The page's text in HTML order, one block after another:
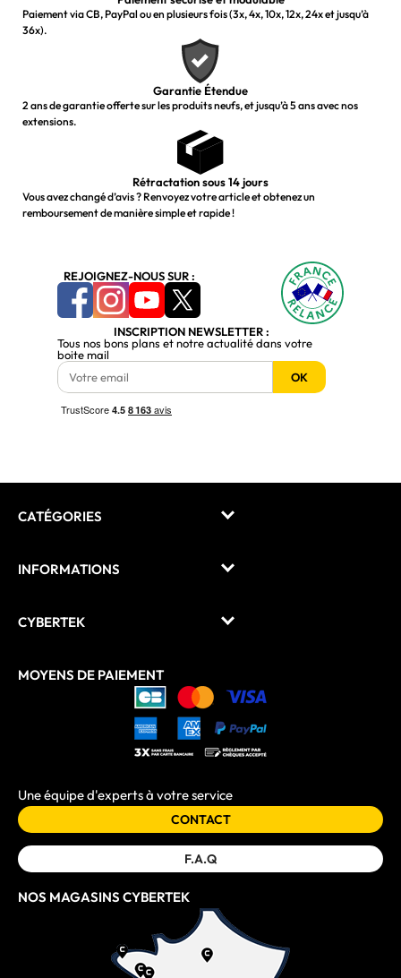
Paiement via CB, PayPal ou en plusieurs fois (3x, 4x, 10x, 12x, 24x et jusqu’à
36x).
Garantie Étendue
2 ans de garantie offerte sur les produits neufs, et jusqu’à 5 ans avec nos
extensions.
Rétractation sous 14 jours
Vous avez changé d’avis ? Renvoyez votre article et obtenez un
remboursement de manière simple et rapide !
REJOIGNEZ-NOUS SUR :
INSCRIPTION NEWSLETTER :
Tous nos bons plans et notre actualité dans votre
boite mail
OK
CATÉGORIES
INFORMATIONS
CYBERTEK
MOYENS DE PAIEMENT
Une équipe d'experts à votre service
CONTACT
F.A.Q
NOS MAGASINS CYBERTEK